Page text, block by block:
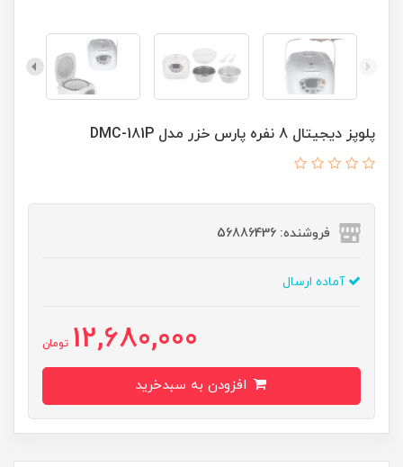
پلوپز ديجيتال 8 نفره پارس خزر مدل DMC-181P
فروشنده: 56886436
آماده ارسال
12,680,000 تومان